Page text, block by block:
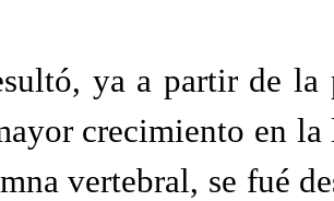
ya a partir de la
crecimiento en
vertebral, se fué